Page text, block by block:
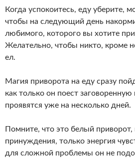
Когда успокоитесь, еду уберите,
чтобы на следующий день
любимого, которого вы хотите
Желательно, чтобы никто, кроме
ел.
Магия приворота на еду сразу
как только он поест
проявятся уже на несколько дней.
Помните, что это белый приворот,
принуждения, только энергия
для сложной проблемы он не